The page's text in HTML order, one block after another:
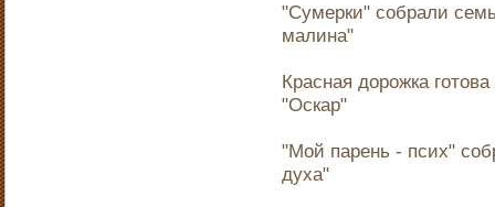
"Сумерки" собрали
малина"
Красная дорожка
"Оскар"
"Мой парень - псих"
духа"